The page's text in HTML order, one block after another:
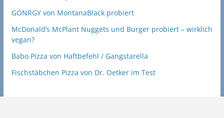
GÖNRGY von MontanaBlack probiert
McDonald’s McPlant Nuggets und Burger probiert – wirklich
vegan?
Babo Pizza von Haftbefehl / Gangstarella
Fischstäbchen Pizza von Dr. Oetker im Test